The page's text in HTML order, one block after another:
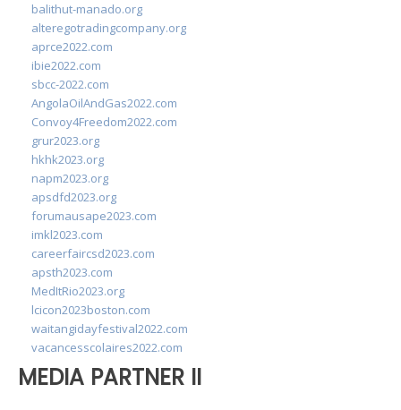
balithut-manado.org
alteregotradingcompany.org
aprce2022.com
ibie2022.com
sbcc-2022.com
AngolaOilAndGas2022.com
Convoy4Freedom2022.com
grur2023.org
hkhk2023.org
napm2023.org
apsdfd2023.org
forumausape2023.com
imkl2023.com
careerfaircsd2023.com
apsth2023.com
MedItRio2023.org
lcicon2023boston.com
waitangidayfestival2022.com
vacancesscolaires2022.com
MEDIA PARTNER II